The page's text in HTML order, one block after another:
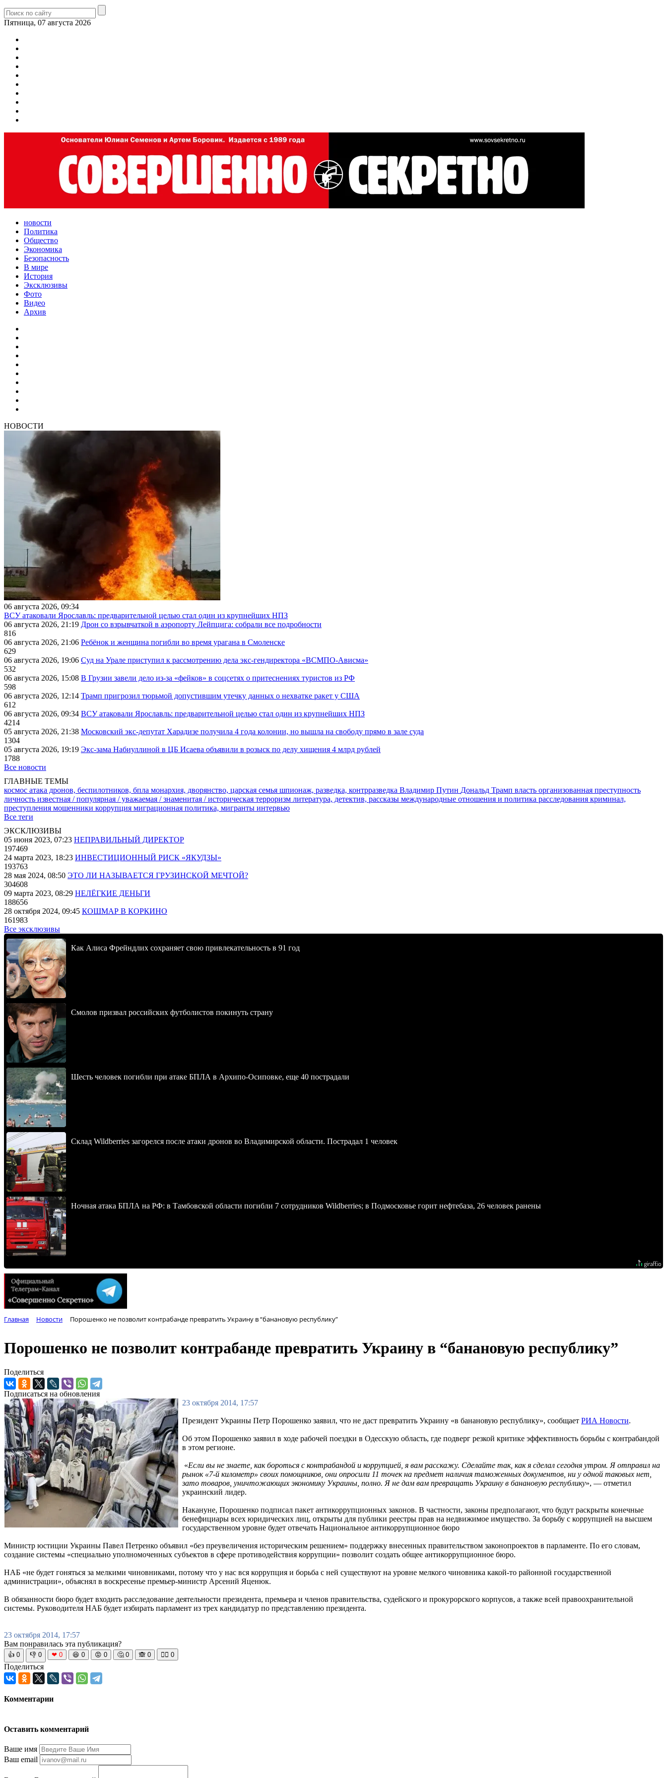
Пятница, 07 августа 2026
новости
Политика
Общество
Экономика
Безопасность
В мире
История
Эксклюзивы
Фото
Видео
Архив
НОВОСТИ
06 августа 2026, 09:34
ВСУ атаковали Ярославль: предварительной целью стал один из крупнейших НПЗ
06 августа 2026, 21:19 Дрон со взрывчаткой в аэропорту Лейпцига: собрали все подробности
816
06 августа 2026, 21:06 Ребёнок и женщина погибли во время урагана в Смоленске
629
06 августа 2026, 19:06 Суд на Урале приступил к рассмотрению дела экс-гендиректора «ВСМПО-Ависма»
532
06 августа 2026, 15:08 В Грузии завели дело из-за «фейков» в соцсетях о притеснениях туристов из РФ
598
06 августа 2026, 12:14 Трамп пригрозил тюрьмой допустившим утечку данных о нехватке ракет у США
612
06 августа 2026, 09:34 ВСУ атаковали Ярославль: предварительной целью стал один из крупнейших НПЗ
4214
05 августа 2026, 21:38 Московский экс-депутат Харадизе получила 4 года колонии, но вышла на свободу прямо в зале суда
1304
05 августа 2026, 19:19 Экс-зама Набиуллиной в ЦБ Исаева объявили в розыск по делу хищения 4 млрд рублей
1788
Все новости
ГЛАВНЫЕ ТЕМЫ
космос атака дронов, беспилотников, бпла монархия, дворянство, царская семья шпионаж, разведка, контрразведка Владимир Путин Дональд Трамп власть организованная преступность
личность известная / популярная / уважаемая / знаменитая / историческая терроризм литература, детектив, рассказы международные отношения и политика расследования криминал,
преступления мошенники коррупция миграционная политика, мигранты интервью
Все теги
ЭКСКЛЮЗИВЫ
05 июня 2023, 07:23 НЕПРАВИЛЬНЫЙ ДИРЕКТОР
197469
24 марта 2023, 18:23 ИНВЕСТИЦИОННЫЙ РИСК «ЯКУДЗЫ»
193763
28 мая 2024, 08:50 ЭТО ЛИ НАЗЫВАЕТСЯ ГРУЗИНСКОЙ МЕЧТОЙ?
304608
09 марта 2023, 08:29 НЕЛЁГКИЕ ДЕНЬГИ
188656
28 октября 2024, 09:45 КОШМАР В КОРКИНО
161983
Все эксклюзивы
Как Алиса Фрейндлих сохраняет свою привлекательность в 91 год
Смолов призвал российских футболистов покинуть страну
Шесть человек погибли при атаке БПЛА в Архипо-Осиповке, еще 40 пострадали
Склад Wildberries загорелся после атаки дронов во Владимирской области. Пострадал 1 человек
Ночная атака БПЛА на РФ: в Тамбовской области погибли 7 сотрудников Wildberries; в Подмосковье горит нефтебаза, 26 человек ранены
Главная Новости Порошенко не позволит контрабанде превратить Украину в “банановую республику”
Порошенко не позволит контрабанде превратить Украину в “банановую республику”
Поделиться
Подписаться на обновления
23 октября 2014, 17:57
Президент Украины Петр Порошенко заявил, что не даст превратить Украину «в банановую республику», сообщает РИА Новости.
Об этом Порошенко заявил в ходе рабочей поездки в Одесскую область, где подверг резкой критике эффективность борьбы с контрабандой
в этом регионе.
«Если вы не знаете, как бороться с контрабандой и коррупцией, я вам расскажу. Сделайте так, как я сделал сегодня утром. Я отправил на
рынок «7-й километр» своих помощников, они опросили 11 точек на предмет наличия таможенных документов, ни у одной таковых нет,
зато товаров, уничтожающих экономику Украины, полно. Я не дам вам превращать Украину в банановую республику», — отметил
украинский лидер.
Накануне, Порошенко подписал пакет антикоррупционных законов. В частности, законы предполагают, что будут раскрыты конечные
бенефициары всех юридических лиц, открыты для публики реестры прав на недвижимое имущество. За борьбу с коррупцией на высшем
государственном уровне будет отвечать Национальное антикоррупционное бюро
Министр юстиции Украины Павел Петренко объявил «без преувеличения историческим решением» поддержку внесенных правительством законопроектов в парламенте. По его словам,
создание системы «специально уполномоченных субъектов в сфере противодействия коррупции» позволит создать общее антикоррупционное бюро.
НАБ «не будет гоняться за мелкими чиновниками, потому что у нас вся коррупция и борьба с ней существуют на уровне мелкого чиновника какой-то районной государственной
администрации», объяснял в воскресенье премьер-министр Арсений Яценюк.
В обязанности бюро будет входить расследование деятельности президента, премьера и членов правительства, судейского и прокурорского корпусов, а также всей правоохранительной
системы. Руководителя НАБ будет избирать парламент из трех кандидатур по представлению президента.
23 октября 2014, 17:57
Вам понравилась эта публикация?
👍 0 👎 0 ❤ 0 😆 0 😡 0 🤔 0 🙈 0 🧘‍♀️ 0
Поделиться
Комментарии
Оставить комментарий
Ваше имя
Ваш email